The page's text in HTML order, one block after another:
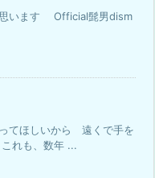
います Official髭男dism
てほしいから 遠くで手を
れも、数年 ...